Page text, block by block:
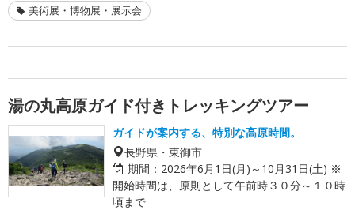
美術展・博物展・展示会
湯の丸高原ガイド付きトレッキングツアー
ガイドが案内する、特別な高原時間。
長野県・東御市
期間： 2026年6月1日(月)～10月31日(土) ※
開始時間は、原則として午前時３０分～１０時
頃まで